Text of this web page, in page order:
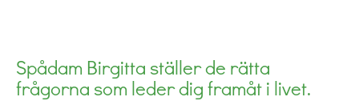
Spådam Birgitta ställer de rätta
frågorna som leder dig framåt i livet.